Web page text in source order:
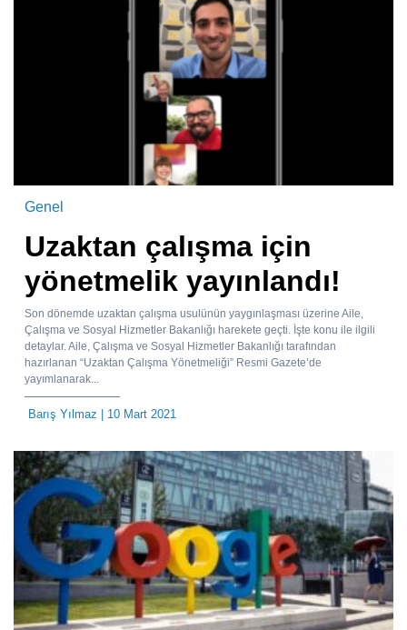
Genel
Uzaktan çalışma için
yönetmelik yayınlandı!
Son dönemde uzaktan çalışma usulünün yaygınlaşması üzerine Aile,
Çalışma ve Sosyal Hizmetler Bakanlığı harekete geçti. İşte konu ile ilgili
detaylar. Aile, Çalışma ve Sosyal Hizmetler Bakanlığı tarafından
hazırlanan “Uzaktan Çalışma Yönetmeliği” Resmi Gazete’de
yayımlanarak...
Barış Yılmaz | 10 Mart 2021